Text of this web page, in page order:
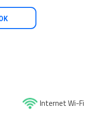
Internet Wi-Fi